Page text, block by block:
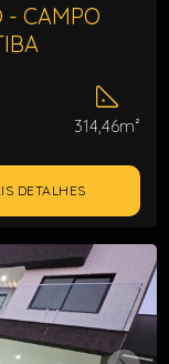
- CAMPO
314,46m²
DETALHES